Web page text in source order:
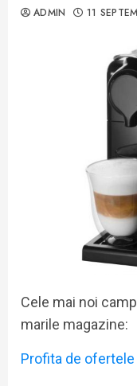
ADMIN 11
Cele mai noi
marile magazine:
Profita de ofertele